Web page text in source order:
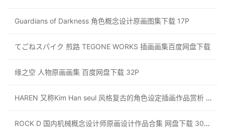
Guardians of Darkness 角色概念设计原画图集下载 17P
てごねスパイク 煎路 TEGONE WORKS 插画画集百度网盘下载
缘之空 人物原画画集 百度网盘下载 32P
HAREN 又称Kim Han seul 风格复古的角色设定插画作品赏析 54P
ROCK D 国内机械概念设计师原画设计作品合集 网盘下载 304P